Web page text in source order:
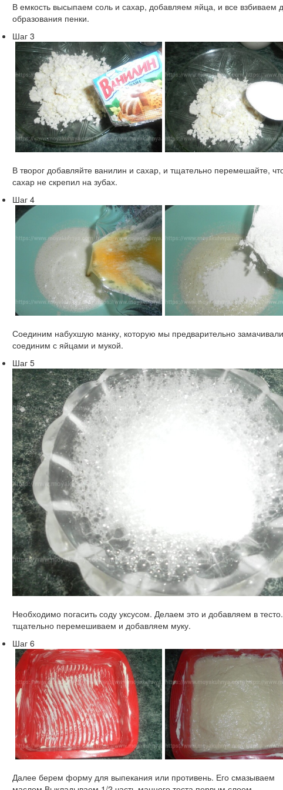
В емкость высыпаем соль и сахар, добавляем яйца, и все взбиваем
образования пенки.
Шаг 3
В творог добавляйте ванилин и сахар, и тщательно перемешайте,
сахар не скрепил на зубах.
Шаг 4
Соединим набухшую манку, которую мы предварительно
соединим с яйцами и мукой.
Шаг 5
Необходимо погасить соду уксусом. Делаем это и добавляем в
тщательно перемешиваем и добавляем муку.
Шаг 6
Далее берем форму для выпекания или противень. Его смазываем